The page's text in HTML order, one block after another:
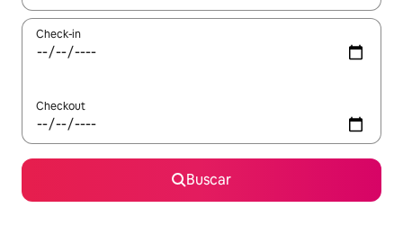
Check-in
Checkout
Buscar